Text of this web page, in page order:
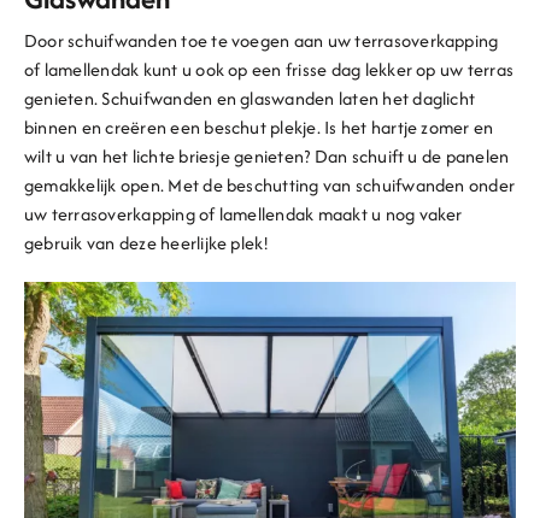
Door schuifwanden toe te voegen aan uw terrasoverkapping
of lamellendak kunt u ook op een frisse dag lekker op uw terras
genieten. Schuifwanden en glaswanden laten het daglicht
binnen en creëren een beschut plekje. Is het hartje zomer en
wilt u van het lichte briesje genieten? Dan schuift u de panelen
gemakkelijk open. Met de beschutting van schuifwanden onder
uw terrasoverkapping of lamellendak maakt u nog vaker
gebruik van deze heerlijke plek!